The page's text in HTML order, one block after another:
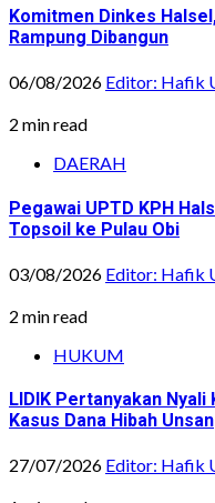
Komitmen Dinkes
Rampung Dibangun
06/08/2026 Editor: Hafik
2 min read
DAERAH
Pegawai UPTD KPH
Topsoil ke Pulau Obi
03/08/2026 Editor: Hafik
2 min read
HUKUM
LIDIK Pertanyakan
Kasus Dana Hibah Unsan
27/07/2026 Editor: Hafik